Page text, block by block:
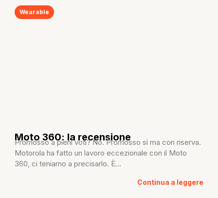
Wearable
Moto 360: la recensione
Promosso a pieni voti? No. Promosso sì ma con riserva.
Motorola ha fatto un lavoro eccezionale con il Moto
360, ci teniamo a precisarlo. È...
Continua a leggere